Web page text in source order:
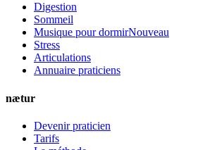
Digestion
Sommeil
Musique pour dormirNouveau
Stress
Articulations
Annuaire praticiens
nætur
Devenir praticien
Tarifs